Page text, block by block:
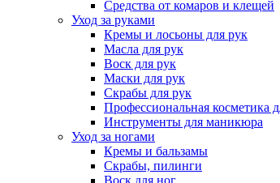
Средства от комаров и клещей
Уход за руками
Кремы и лосьоны для рук
Масла для рук
Воск для рук
Маски для рук
Скрабы для рук
Профессиональная косметика
Инструменты для маникюра
Уход за ногами
Кремы и бальзамы
Скрабы, пилинги
Воск для ног